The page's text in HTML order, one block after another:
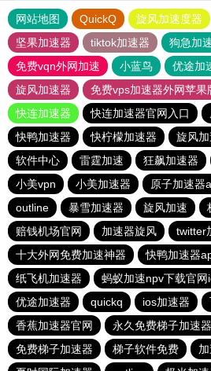
网站地图 QuickQ 旋风加速度器
坚果加速器
tiktok加速器
狗急加
免费vqn外网加速
小蓝鸟 优途加
旋风加速器
免费vps加速器外网苹果
快连加速器
快连加速器官网入口
快鸭加速器
快柠檬加速器 旋风
软件中心
雷霆加速 狂飙加速器
小美vpn
小美加速器
原子加速器
outline
暴雪加速器 旋风加速
赔钱机场官网
加速器旋风
twitter
十大外网免费加速神器
快鸭加速器
纸飞机加速器
蚂蚁加速npv下载官网
优途加速器
quickq ios加速器
香蕉加速器官网
永久免费梯子加速
免费梯子加速器
梯子软件免费